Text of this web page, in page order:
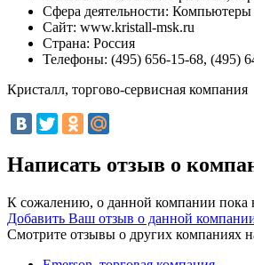
Сфера деятельности: Компьютеры
Сайт: www.kristall-msk.ru
Страна: Россия
Телефоны: (495) 656-15-68, (495)
Кристалл, торгово-сервисная компания
Написать отзыв о
К сожалению, о данной компании пока
Добавить Ваш отзыв о данной
Смотрите отзывы о других компаниях